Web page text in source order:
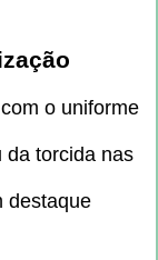
o uniforme
da torcida nas
destaque